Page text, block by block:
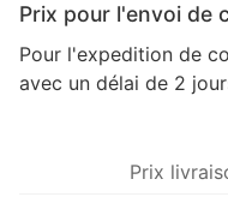
Prix pour l'envoi de
Pour l'expedition de
avec un délai de 2